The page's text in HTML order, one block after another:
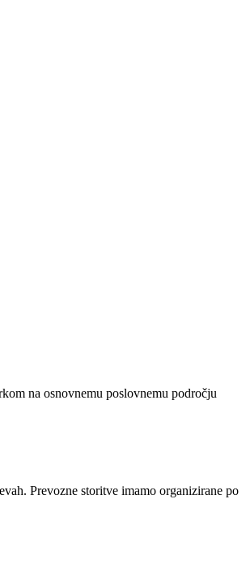
na osnovnemu poslovnemu področju
Prevozne storitve imamo organizirane po